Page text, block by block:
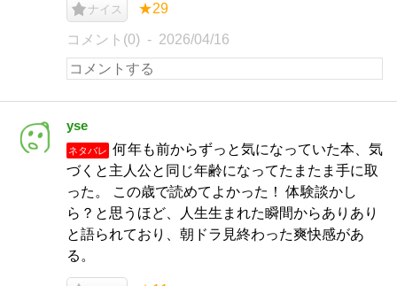
ナイス ★29
コメント(0) 2026/04/16
yse
ネタバレ
何年も前からずっと気になっていた本、気
づくと主人公と同じ年齢になってたまたま手に取
った。 この歳で読めてよかった！ 体験談かし
ら？と思うほど、人生生まれた瞬間からありあり
と語られており、朝ドラ見終わった爽快感があ
る。